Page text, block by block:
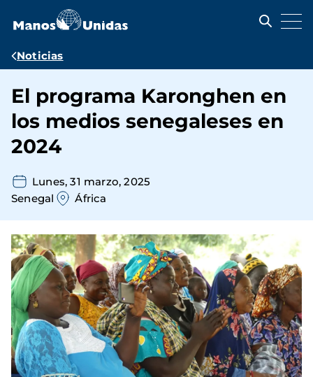
contenido
Ruta
navegación
Noticias
El programa Karonghen en
los medios senegaleses en
2024
Lunes, 31 marzo, 2025
Senegal
África